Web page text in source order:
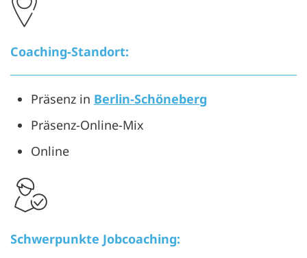
Coaching-Standort:
Präsenz in Berlin-Schöneberg
Präsenz-Online-Mix
Online
Schwerpunkte Jobcoaching: